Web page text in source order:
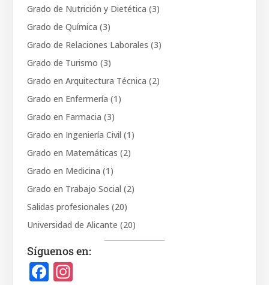
Grado de Nutrición y Dietética (3)
Grado de Química (3)
Grado de Relaciones Laborales (3)
Grado de Turismo (3)
Grado en Arquitectura Técnica (2)
Grado en Enfermería (1)
Grado en Farmacia (3)
Grado en Ingeniería Civil (1)
Grado en Matemáticas (2)
Grado en Medicina (1)
Grado en Trabajo Social (2)
Salidas profesionales (20)
Universidad de Alicante (20)
Síguenos en:
F In